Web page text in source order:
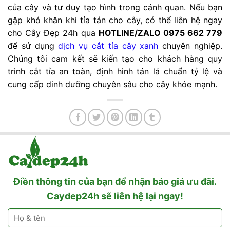
của cây và tư duy tạo hình trong cảnh quan. Nếu bạn
gặp khó khăn khi tỉa tán cho cây, có thể liên hệ ngay
cho Cây Đẹp 24h qua HOTLINE/ZALO 0975 662 779
để sử dụngdịch vụ cắt tỉa cây xanh chuyên nghiệp.
Chúng tôi cam kết sẽ kiến tạo cho khách hàng quy
trình cắt tỉa an toàn, định hình tán lá chuẩn tỷ lệ và
cung cấp dinh dưỡng chuyên sâu cho cây khỏe mạnh.
Điền thông tin của bạn để nhận báo giá ưu đãi.
Caydep24h sẽ liên hệ lại ngay!